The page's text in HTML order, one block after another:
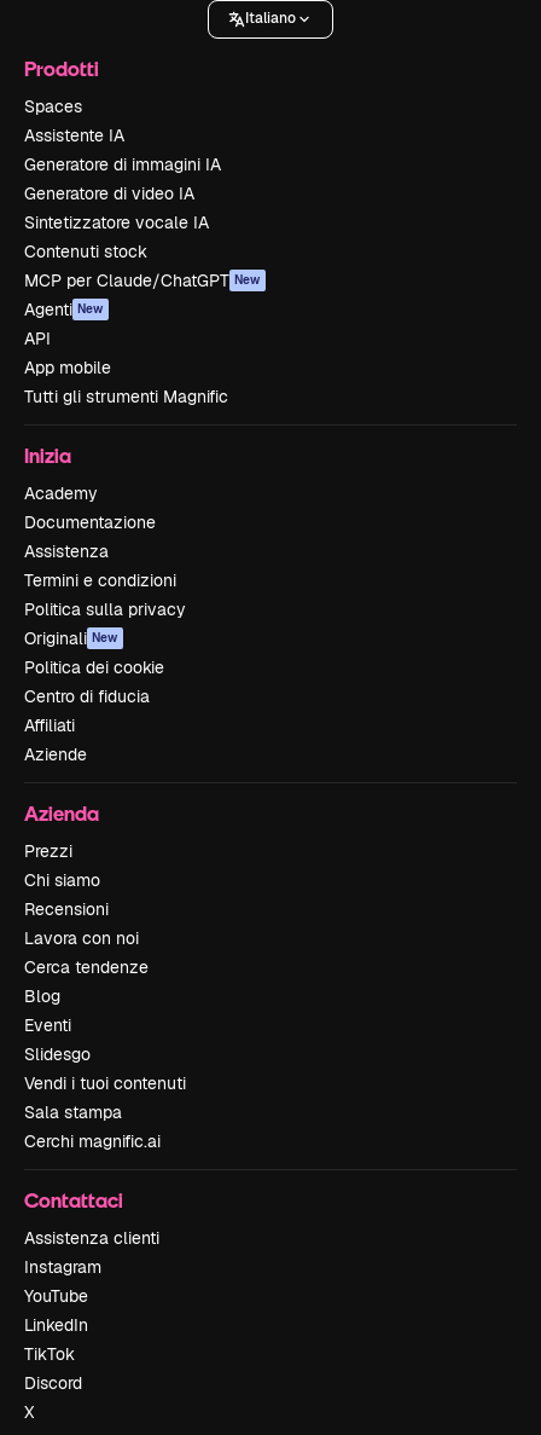
Italiano
Prodotti
Spaces
Assistente IA
Generatore di immagini IA
Generatore di video IA
Sintetizzatore vocale IA
Contenuti stock
MCP per Claude/ChatGPT New
Agenti New
API
App mobile
Tutti gli strumenti Magnific
Inizia
Academy
Documentazione
Assistenza
Termini e condizioni
Politica sulla privacy
Originali New
Politica dei cookie
Centro di fiducia
Affiliati
Aziende
Azienda
Prezzi
Chi siamo
Recensioni
Lavora con noi
Cerca tendenze
Blog
Eventi
Slidesgo
Vendi i tuoi contenuti
Sala stampa
Cerchi magnific.ai
Contattaci
Assistenza clienti
Instagram
YouTube
LinkedIn
TikTok
Discord
X